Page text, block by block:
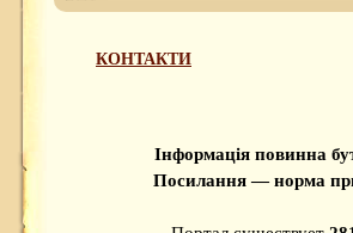
КОНТАКТИ
Інформація повинна
Посилання — норма